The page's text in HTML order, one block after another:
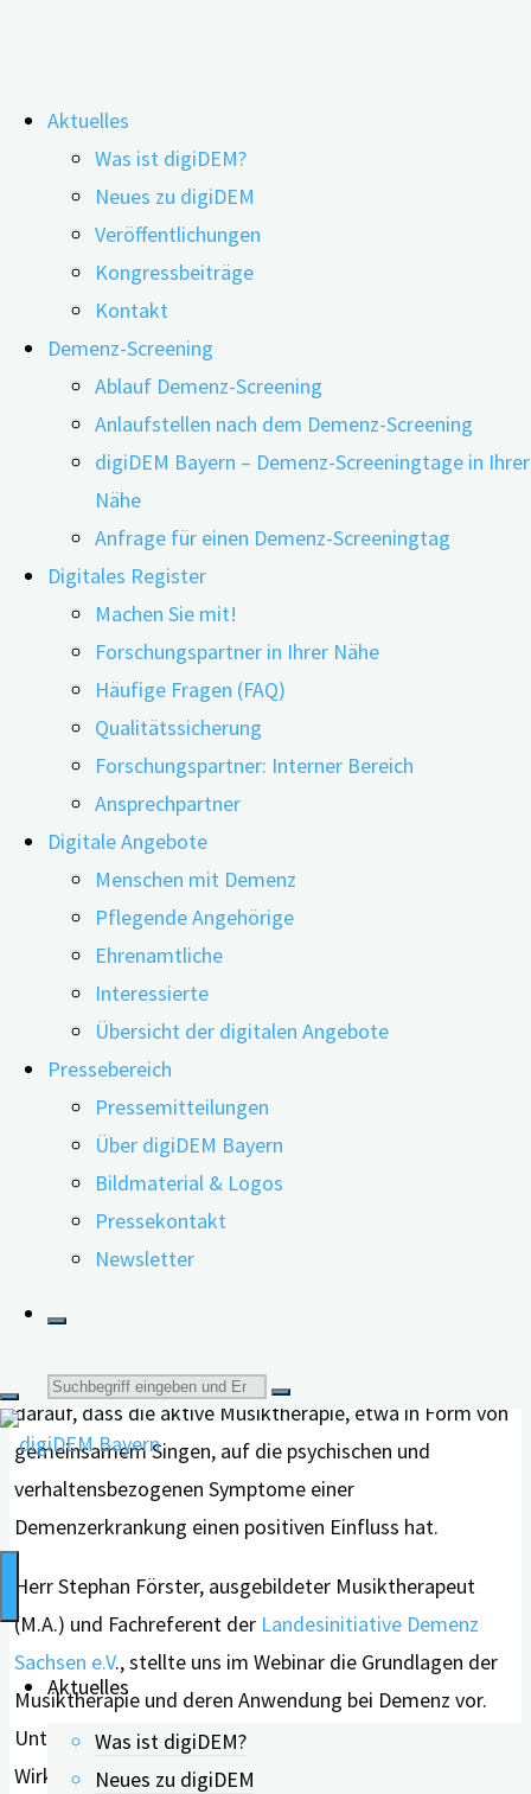
Inhalt
springen
Aktuelles
Was ist digiDEM?
Neues zu digiDEM
Veröffentlichungen
Kongressbeiträge
Kontakt
Demenz-Screening
Ablauf Demenz-Screening
Anlaufstellen nach dem Demenz-Screening
digiDEM Bayern – Demenz-Screeningtage in Ihrer
Nähe
Anfrage für einen Demenz-Screeningtag
Digitales Register
Machen Sie mit!
Forschungspartner in Ihrer Nähe
Häufige Fragen (FAQ)
Qualitätssicherung
Forschungspartner: Interner Bereich
Ansprechpartner
Digitale Angebote
Menschen mit Demenz
Pflegende Angehörige
Ehrenamtliche
Interessierte
Übersicht der digitalen Angebote
Pressebereich
Pressemitteilungen
Über digiDEM Bayern
Bildmaterial & Logos
Pressekontakt
Newsletter
Suche
nach:
Aktuelles
Was ist digiDEM?
Neues zu digiDEM
Musiktherapie für Menschen mit
Demenz – mit Stephan Förster
24.04.2024
Welche Rolle spielt Musik in Ihrem Leben?
Gemeinsames Musizieren verbessert die Stimmung
und hilft, sich zu entspannen. Gleichzeitig kann
Musik Erinnerungen aktivieren, zum Austausch
darüber anregen und somit
kommunikationsfördernd wirken. Dies kann auch
den Alltag von Menschen mit Demenz bereichern
und erleichtern, der häufig durch psychische und
verhaltensbezogene Symptome geprägt wird. In
unserem Webinar ging es daher um die Anwendung
von Musiktherapie bei Demenz.
DerS3-Leitlinie „Demenzen“zufolge gibt es Hinweise
darauf, dass die aktive Musiktherapie, etwa in Form von
gemeinsamem Singen, auf die psychischen und
verhaltensbezogenen Symptome einer
Demenzerkrankung einen positiven Einfluss hat.
Herr Stephan Förster, ausgebildeter Musiktherapeut
(M.A.) und Fachreferent der Landesinitiative Demenz
Sachsen e.V., stellte uns im Webinar die Grundlagen der
Musiktherapie und deren Anwendung bei Demenz vor.
Unter anderem ging es darum, welche positiven
Wirkungen Musiktherapie für Menschen mit Demenz im